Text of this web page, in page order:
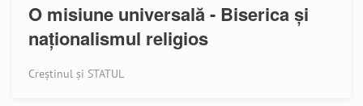
O misiune universală - Biserica și
naționalismul religios
Creștinul și STATUL